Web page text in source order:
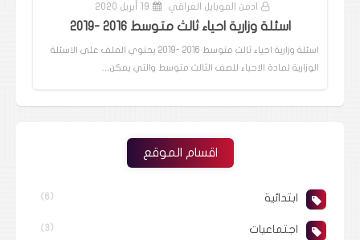
ادمن الموبايل العراقي 19 أبريل 2020
اسئلة وزارية احياء ثالث متوسط 2016 -2019
اسئلة وزارية احياء ثالث متوسط 2016 -2019 يحتوي الملف على الاسئلة
الوزارية لمادة الاحياء للصف الثالث متوسط والتي يمكن…
اقسام الموقع
ابتدائية (6)
اجتماعيات (3)